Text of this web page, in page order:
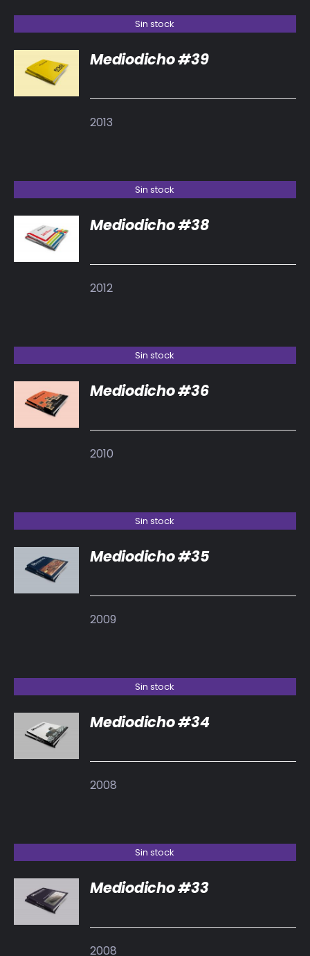
Sin stock
DETALLES
Mediodicho #39
2013
Sin stock
DETALLES
Mediodicho #38
2012
Sin stock
DETALLES
Mediodicho #36
2010
Sin stock
DETALLES
Mediodicho #35
2009
Sin stock
DETALLES
Mediodicho #34
2008
Sin stock
DETALLES
Mediodicho #33
2008